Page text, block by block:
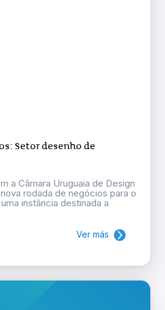
Setor desenho de
a Câmara Uruguaia de Design
rodada de negócios para o
instância destinada a
Ver más